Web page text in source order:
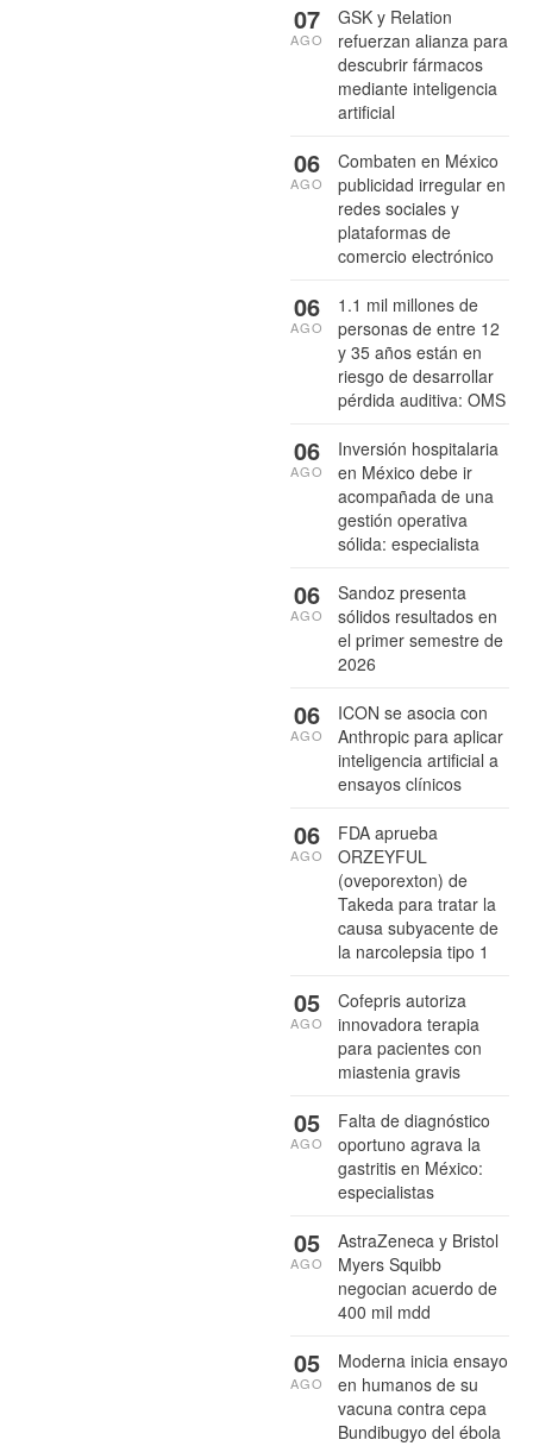
GSK y Relation
refuerzan alianza para
descubrir fármacos
mediante inteligencia
artificial
07
AGO
Combaten en México
publicidad irregular en
redes sociales y
plataformas de
comercio electrónico
06
AGO
1.1 mil millones de
personas de entre 12
y 35 años están en
riesgo de desarrollar
pérdida auditiva: OMS
06
AGO
Inversión hospitalaria
en México debe ir
acompañada de una
gestión operativa
sólida: especialista
06
AGO
Sandoz presenta
sólidos resultados en
el primer semestre de
2026
06
AGO
ICON se asocia con
Anthropic para aplicar
inteligencia artificial a
ensayos clínicos
06
AGO
FDA aprueba
ORZEYFUL
(oveporexton) de
Takeda para tratar la
causa subyacente de
la narcolepsia tipo 1
06
AGO
Cofepris autoriza
innovadora terapia
para pacientes con
miastenia gravis
05
AGO
Falta de diagnóstico
oportuno agrava la
gastritis en México:
especialistas
05
AGO
AstraZeneca y Bristol
Myers Squibb
negocian acuerdo de
400 mil mdd
05
AGO
Moderna inicia ensayo
en humanos de su
vacuna contra cepa
Bundibugyo del ébola
05
AGO